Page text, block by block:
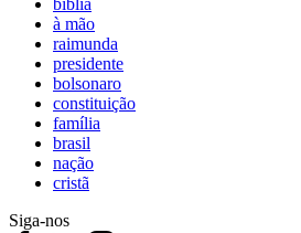
bíblia
à mão
raimunda
presidente
bolsonaro
constituição
família
brasil
nação
cristã
Siga-nos